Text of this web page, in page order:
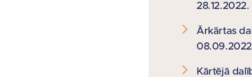
28.12.2022.
Ārkārtas
Kārtējā